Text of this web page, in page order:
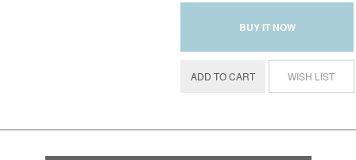
BUY IT NOW
ADD TO CART WISH LIST